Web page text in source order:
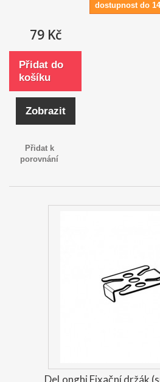
dostupnost do
79 Kč
Přidat do
košíku
Zobrazit
Přidat k
porovnání
DeLonghi Fixační držák